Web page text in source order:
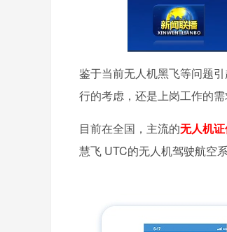
鉴于当前无人机黑飞等问题
行的考虑，还是上岗工作的
目前在全国，主流的无人机
慧飞 UTC的无人机驾驶航空